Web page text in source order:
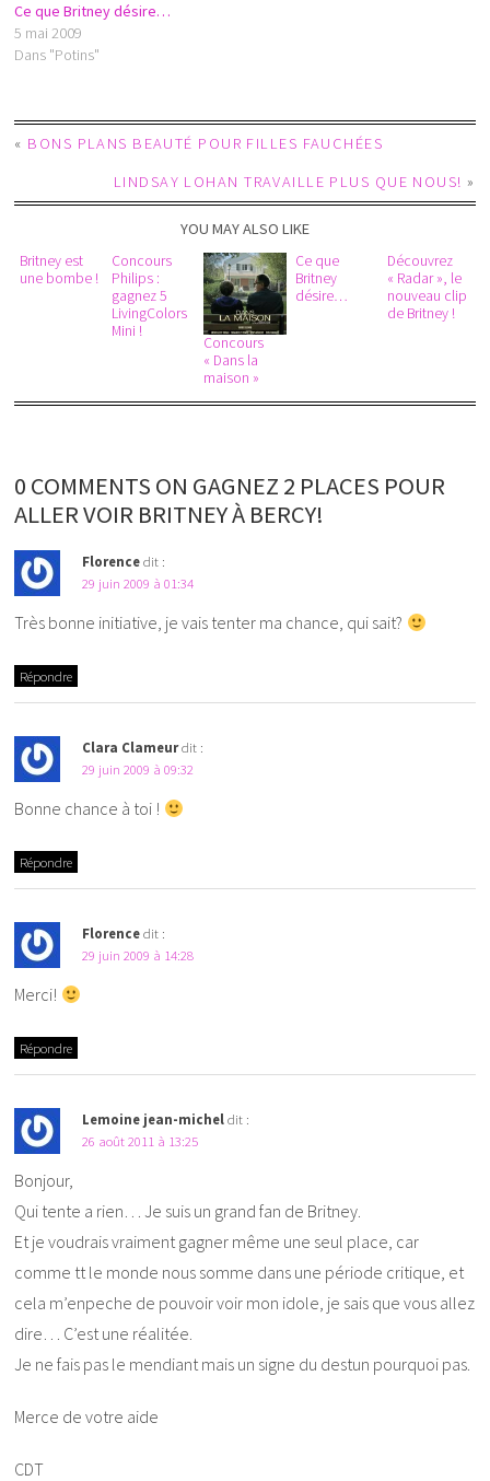
Ce que Britney désire…
5 mai 2009
Dans "Potins"
« BONS PLANS BEAUTÉ POUR FILLES FAUCHÉES
LINDSAY LOHAN TRAVAILLE PLUS QUE NOUS! »
YOU MAY ALSO LIKE
Britney est
une bombe !
Concours
Philips :
gagnez 5
LivingColors
Mini !
Concours
« Dans la
maison »
Ce que
Britney
désire…
Découvrez
« Radar », le
nouveau clip
de Britney !
0 COMMENTS ON GAGNEZ 2 PLACES POUR
ALLER VOIR BRITNEY À BERCY!
Florence dit :
29 juin 2009 à 01:34
Très bonne initiative, je vais tenter ma chance, qui sait?
Répondre
Clara Clameurdit :
29 juin 2009 à 09:32
Bonne chance à toi !
Répondre
Florence dit :
29 juin 2009 à 14:28
Merci!
Répondre
Lemoine jean-michel dit :
26 août 2011 à 13:25
Bonjour,
Qui tente a rien… Je suis un grand fan de Britney.
Et je voudrais vraiment gagner même une seul place, car
comme tt le monde nous somme dans une période critique, et
cela m’enpeche de pouvoir voir mon idole, je sais que vous allez
dire… C’est une réalitée.
Je ne fais pas le mendiant mais un signe du destun pourquoi pas.
Merce de votre aide
CDT